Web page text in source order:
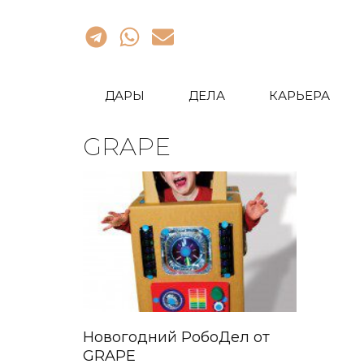
ДАРЫ ДЕЛА КАРЬЕРА
GRAPE
Новогодний РобоДел от
GRAPE